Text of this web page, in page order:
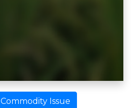
Commodity Issue